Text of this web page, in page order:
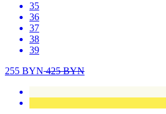
35
36
37
38
39
255 BYN425BYN